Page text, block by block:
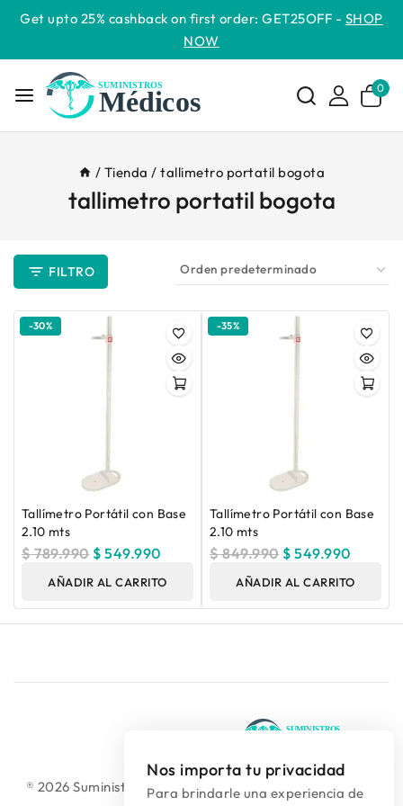
Get upto 25% cashback on first order: GET25OFF - SHOP
NOW
0
/ Tienda / tallimetro portatil bogota
tallimetro portatil bogota
FILTRO
-30%
Tallímetro Portátil con Base
2.10 mts
$789.990 $ 549.990
AÑADIR AL CARRITO
-35%
Tallímetro Portátil con Base
2.10 mts
$849.990 $ 549.990
AÑADIR AL CARRITO
® 2026 Suministros Médicos Diseño web: colguía.com.co
Nos importa tu privacidad
Para brindarle una experiencia de